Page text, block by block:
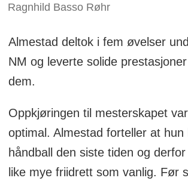
Ragnhild Basso Røhr
Almestad deltok i fem øvelser
NM og leverte solide
dem.
Oppkjøringen til mesterskapet
optimal. Almestad forteller at
håndball den siste tiden og
like mye friidrett som vanlig. Før